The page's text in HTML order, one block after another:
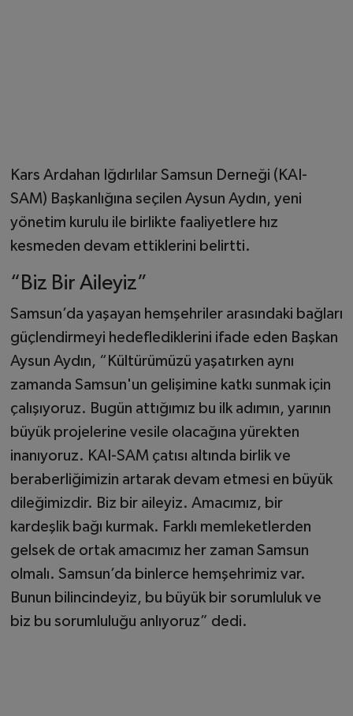
Kars Ardahan Iğdırlılar Samsun Derneği (KAI-
SAM) Başkanlığına seçilen Aysun Aydın, yeni
yönetim kurulu ile birlikte faaliyetlere hız
kesmeden devam ettiklerini belirtti.
“Biz Bir Aileyiz”
Samsun’da yaşayan hemşehriler arasındaki bağları
güçlendirmeyi hedeflediklerini ifade eden Başkan
Aysun Aydın, “Kültürümüzü yaşatırken aynı
zamanda Samsun'un gelişimine katkı sunmak için
çalışıyoruz. Bugün attığımız bu ilk adımın, yarının
büyük projelerine vesile olacağına yürekten
inanıyoruz. KAI-SAM çatısı altında birlik ve
beraberliğimizin artarak devam etmesi en büyük
dileğimizdir. Biz bir aileyiz. Amacımız, bir
kardeşlik bağı kurmak. Farklı memleketlerden
gelsek de ortak amacımız her zaman Samsun
olmalı. Samsun’da binlerce hemşehrimiz var.
Bunun bilincindeyiz, bu büyük bir sorumluluk ve
biz bu sorumluluğu anlıyoruz” dedi.